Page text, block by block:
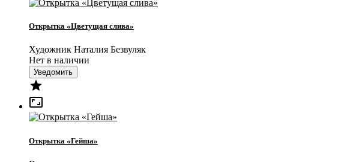
Открытка «Цветущая слива»
Художник Наталия Безвуляк
Нет в наличии
Уведомить


Открытка «Гейша»